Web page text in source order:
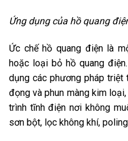
Ứng dụng của hồ quang
Ức chếhồ quang điệnlà
hoặc loại bỏ hồ quang điện
dụng các phương pháp
đọng và phun màng kim
trình tĩnh điện nơi không
sơn bột, lọc không khí,